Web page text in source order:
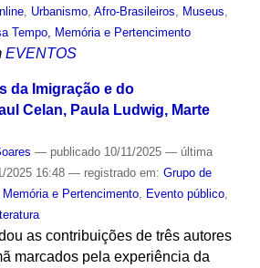
, Urbanismo, Afro-Brasileiros Museus
Tempo, Memória e Pertencimento
EVENTOS
da Imigração e do
Celan, Paula Ludwig, Marte
— publicado10/11/2025 — última
2025 16:48 — registrado em: Grupo de
e Pertencimento, Evento público,
as contribuições de três autores
marcados pela experiência da